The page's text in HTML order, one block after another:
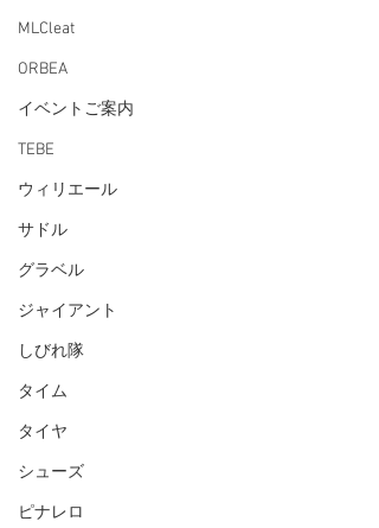
MLCleat
ORBEA
イベントご案内
TEBE
ウィリエール
サドル
グラベル
ジャイアント
しびれ隊
タイム
タイヤ
シューズ
ピナレロ